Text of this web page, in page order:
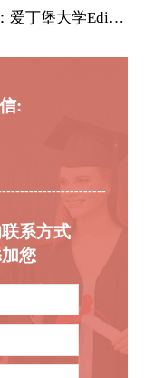
：爱丁堡大学Edin爱大心理学辅导补习补课…
:
系方式
您